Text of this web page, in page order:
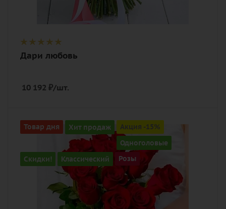
Дари любовь
10 192 ₽/шт.
Товар дня Хит продаж Акция -15%
Одноголовые
Скидки!
Классический Розы
Количество
15
Цвет
алый, бордовый, красный, чайный
Описание
роза, лента